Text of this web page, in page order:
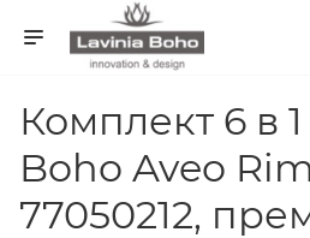
Комплект 6 в
Boho Aveo
77050212,